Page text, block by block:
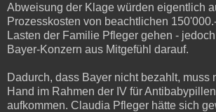
Abweisung der Klage würden eigentlich
Prozesskosten von beachtlichen
Lasten der Familie Pfleger gehen -
Bayer-Konzern aus Mitgefühl darauf.
Dadurch, dass Bayer nicht bezahlt, muss
Hand im Rahmen der IV für
aufkommen. Claudia Pfleger hätte sich